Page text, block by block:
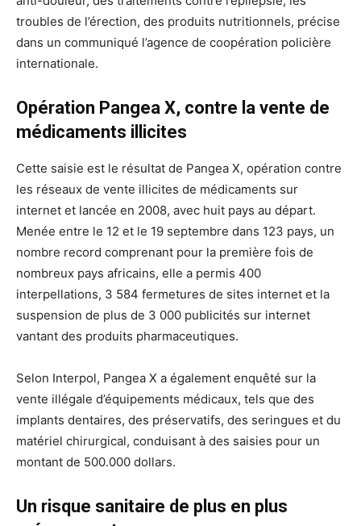
troubles de l’érection, des produits nutritionnels, précise
dans un communiqué l’agence de coopération policière
internationale.
Opération Pangea X, contre la vente de
médicaments illicites
Cette saisie est le résultat de Pangea X, opération contre
les réseaux de vente illicites de médicaments sur
internet et lancée en 2008, avec huit pays au départ.
Menée entre le 12 et le 19 septembre dans 123 pays, un
nombre record comprenant pour la première fois de
nombreux pays africains, elle a permis 400
interpellations, 3 584 fermetures de sites internet et la
suspension de plus de 3 000 publicités sur internet
vantant des produits pharmaceutiques.
Selon Interpol, Pangea X a également enquêté sur la
vente illégale d’équipements médicaux, tels que des
implants dentaires, des préservatifs, des seringues et du
matériel chirurgical, conduisant à des saisies pour un
montant de 500.000 dollars.
Un risque sanitaire de plus en plus